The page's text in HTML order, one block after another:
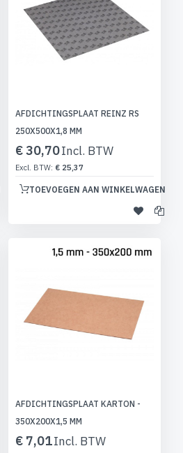
AFDICHTINGSPLAAT REINZ RS
250X500X1,8 MM
€ 30,70
€ 25,37
TOEVOEGEN AAN WINKELWAGEN
AFDICHTINGSPLAAT KARTON -
350X200X1,5 MM
€ 7,01